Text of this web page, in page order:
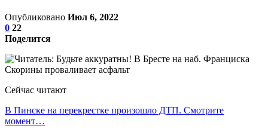
Опубликовано Июл 6, 2022
0 22
Поделится
Сейчас читают
В Пинске на перекрестке произошло ДТП. Смотрите
момент…